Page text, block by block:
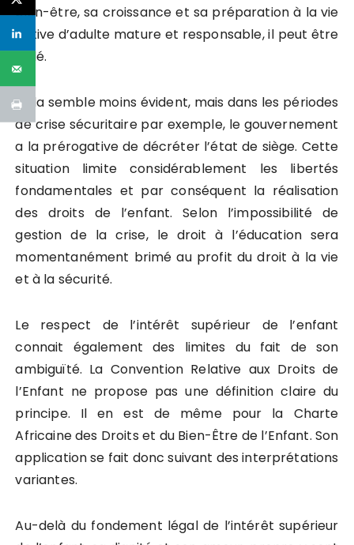
bien-être, sa croissance et sa préparation à la vie
active d’adulte mature et responsable, il peut être
violé.
Cela semble moins évident, mais dans les périodes
de crise sécuritaire par exemple, le gouvernement
a la prérogative de décréter l’état de siège. Cette
situation limite considérablement les libertés
fondamentales et par conséquent la réalisation
des droits de l’enfant. Selon l’impossibilité de
gestion de la crise, le droit à l’éducation sera
momentanément brimé au profit du droit à la vie
et à la sécurité.
Le respect de l’intérêt supérieur de l’enfant
connait également des limites du fait de son
ambiguïté. La Convention Relative aux Droits de
l’Enfant ne propose pas une définition claire du
principe. Il en est de même pour la Charte
Africaine des Droits et du Bien-Être de l’Enfant. Son
application se fait donc suivant des interprétations
variantes.
Au-delà du fondement légal de l’intérêt supérieur